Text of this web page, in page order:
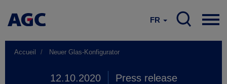
FR
Accueil Neuer Glas-Konfigurator
12.10.2020 Press release